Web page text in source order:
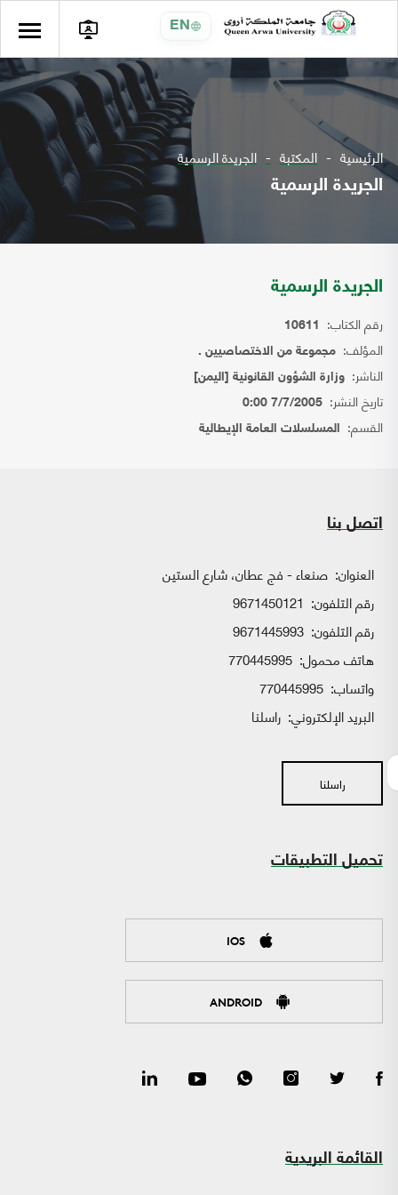
EN
الرئيسية المكتبة الجريدة الرسمية
الجريدة الرسمية
الجريدة الرسمية
رقم الكتاب: 10611
المؤلف: مجموعة من الاختصاصيين .
الناشر: وزارة الشؤون القانونية [اليمن]
تاريخ النشر: 7/7/2005 0:00
القسم: المسلسلات العامة الإيطالية
اتصل بنا
العنوان: صنعاء - فج عطان، شارع الستين
رقم التلفون: 9671450121
رقم التلفون: 9671445993
هاتف محمول: 770445995
واتساب:
البريد الإلكتروني: راسلنا
راسلنا
تحميل التطبيقات
IOS
ANDROID
القائمة البريدية